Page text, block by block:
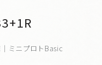
ミニプロトBasic